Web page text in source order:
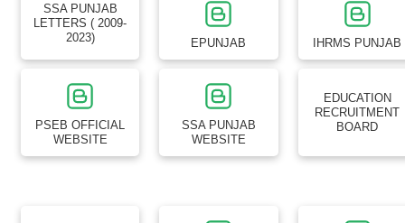
SSA PUNJAB
LETTERS ( 2009-
2023)
EPUNJAB IHRMS PUNJAB
PSEB OFFICIAL
WEBSITE
SSA PUNJAB
WEBSITE
EDUCATION
RECRUITMENT
BOARD